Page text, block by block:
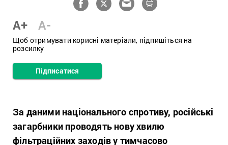
A+ A-
Щоб отримувати корисні матеріали, підпишіться на
розсилку
Підписатися
За даними національного спротиву, російські
загарбники проводять нову хвилю
фільтраційних заходів у тимчасово